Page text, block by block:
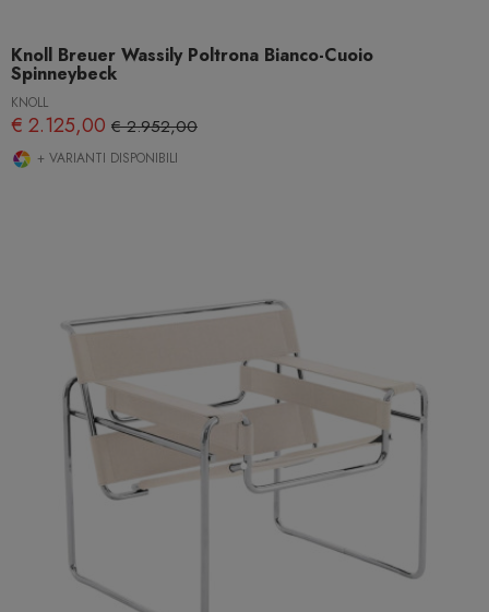
Knoll Breuer Wassily Poltrona Bianco-Cuoio
Spinneybeck
KNOLL
€ 2.125,00 € 2.952,00
+ VARIANTI DISPONIBILI